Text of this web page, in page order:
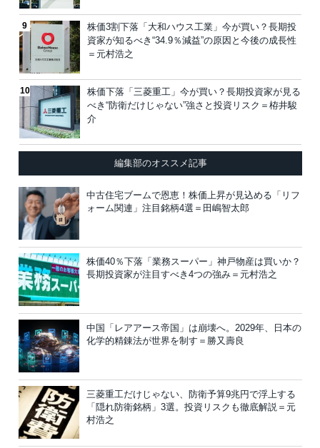
株価3割下落「大和ハウス工業」今が買い？長期投
資家が知るべき“34.9％減益”の原因と今後の成長性
＝元村浩之
株価下落「三菱重工」今が買い？長期投資家が見る
べき“防衛だけじゃない”強さと投資リスク＝栫井駿
介
編集部のオススメ記事
中古住宅ブームで恩恵！株価上昇が見込める「リフ
ォーム関連」注目銘柄4選＝田嶋智太郎
株価40％下落「業務スーパー」神戸物産は買いか？
長期投資家が注目すべき4つの強み＝元村浩之
中国「レアアース帝国」は崩壊へ。2029年、日本の
化学的精錬法が世界を制す＝勝又壽良
三菱重工だけじゃない、防衛予算9兆円で浮上する
「隠れ防衛銘柄」3選。投資リスクも徹底解説＝元
村浩之